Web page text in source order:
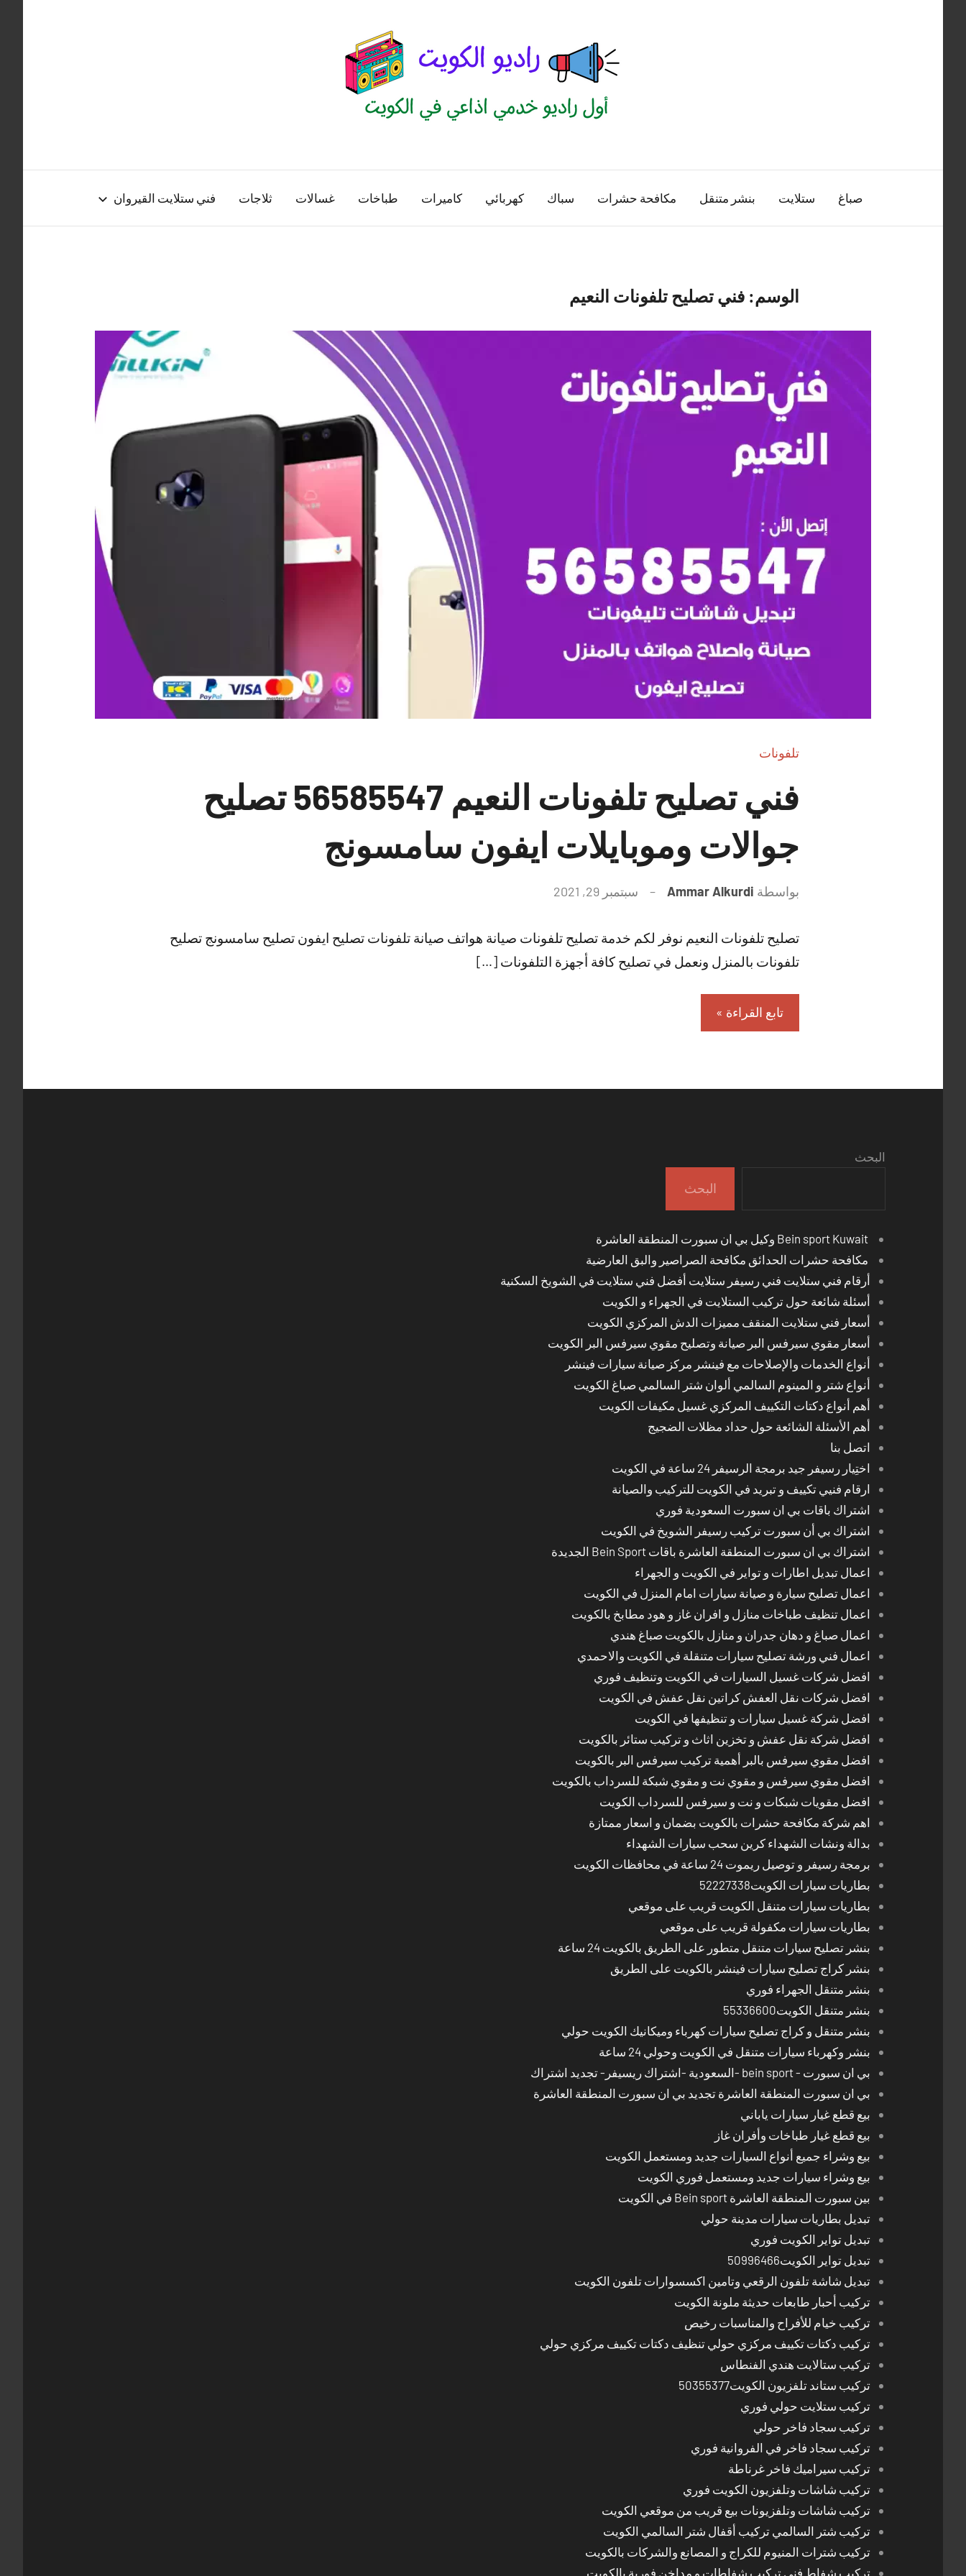
الكويت
منصة
اذاعية
صباغ ستلايت بنشر متنقل مكافحة حشرات سباك كهربائي كاميرات طباخات غسالات ثلاجات فني ستلايت القيروان
الوسم: فني تصليح تلفونات النعيم
تلفونات
فني تصليح تلفونات النعيم 56585547 تصليح
جوالات وموبايلات ايفون سامسونج
بواسطة Ammar Alkurdi سبتمبر 29, 2021
تعليقات
تصليح تلفونات النعيم نوفر لكم خدمة تصليح تلفونات صيانة هواتف صيانة تلفونات تصليح ايفون تصليح سامسونج تصليح
تلفونات بالمنزل ونعمل في تصليح كافة أجهزة التلفونات […]
تابع القراءة
البحث
البحث
Bein sport Kuwait وكيل بي ان سبورت المنطقة العاشرة
مكافحة حشرات الحدائق مكافحة الصراصير والبق العارضية
أرقام فني ستلايت فني رسيفر ستلايت أفضل فني ستلايت في الشويخ السكنية
أسئلة شائعة حول تركيب الستلايت في الجهراء و الكويت
أسعار فني ستلايت المنقف مميزات الدش المركزي الكويت
أسعار مقوي سيرفس البر صيانة وتصليح مقوي سيرفس البر الكويت
أنواع الخدمات والإصلاحات مع فينشر مركز صيانة سيارات فينشر
أنواع شتر و المينوم السالمي ألوان شتر السالمي صباغ الكويت
أهم أنواع دكتات التكييف المركزي غسيل مكيفات الكويت
أهم الأسئلة الشائعة حول حداد مظلات الضجيج
اتصل بنا
اختِيار رسيفر جيد برمجة الرسيفر 24 ساعة في الكويت
ارقام فنيي تكييف و تبريد في الكويت للتركيب والصيانة
اشتراك باقات بي ان سبورت السعودية فوري
اشتراك بي أن سبورت تركيب رسيفر الشويخ في الكويت
اشتراك بي ان سبورت المنطقة العاشرة باقات Bein Sport الجديدة
اعمال تبديل اطارات و تواير في الكويت و الجهراء
اعمال تصليح سيارة و صيانة سيارات امام المنزل في الكويت
اعمال تنظيف طباخات منازل و افران غاز و هود مطابخ بالكويت
اعمال صباغ و دهان جدران و منازل بالكويت صباغ هندي
اعمال فني ورشة تصليح سيارات متنقلة في الكويت والاحمدي
افضل شركات غسيل السيارات في الكويت وتنظيف فوري
افضل شركات نقل العفش كراتين نقل عفش في الكويت
افضل شركة غسيل سيارات و تنظيفها في الكويت
افضل شركة نقل عفش و تخزين اثاث و تركيب ستائر بالكويت
افضل مقوي سيرفس بالبر أهمية تركيب سيرفس البر بالكويت
افضل مقوي سيرفس و مقوي نت و مقوي شبكة للسرداب بالكويت
افضل مقويات شبكات و نت و سيرفس للسرداب الكويت
اهم شركة مكافحة حشرات بالكويت بضمان و اسعار ممتازة
بدالة ونشات الشهداء كرين سحب سيارات الشهداء
برمجة رسيفر و توصيل ريموت 24 ساعة في محافظات الكويت
بطاريات سيارات الكويت52227338
بطاريات سيارات متنقل الكويت قريب على موقعي
بطاريات سيارات مكفولة قريب على موقعي
بنشر تصليح سيارات متنقل متطور على الطريق بالكويت 24 ساعة
بنشر كراج تصليح سيارات فينشر بالكويت على الطريق
بنشر متنقل الجهراء فوري
بنشر متنقل الكويت55336600
بنشر متنقل و كراج تصليح سيارات كهرباء وميكانيك الكويت حولي
بنشر وكهرباء سيارات متنقل في الكويت وحولي 24 ساعة
بي ان سبورت - bein sport -السعودية -اشتراك ريسيفر- تجديد اشتراك
بي ان سبورت المنطقة العاشرة تجديد بي ان سبورت المنطقة العاشرة
بيع قطع غيار سيارات ياباني
بيع قطع غيار طباخات وأفران غاز
بيع وشراء جميع أنواع السيارات جديد ومستعمل الكويت
بيع وشراء سيارات جديد ومستعمل فوري الكويت
بين سبورت المنطقة العاشرة Bein sport في الكويت
تبديل بطاريات سيارات مدينة حولي
تبديل تواير الكويت فوري
تبديل تواير الكويت50996466
تبديل شاشة تلفون الرقعي وتامين اكسسوارات تلفون الكويت
تركيب أحبار طابعات حديثة ملونة الكويت
تركيب خيام للأفراح والمناسبات رخيص
تركيب دكتات تكييف مركزي حولي تنظيف دكتات تكييف مركزي حولي
تركيب ستالايت هندي الفنطاس
تركيب ستاند تلفزيون الكويت50355377
تركيب ستلايت حولي فوري
تركيب سجاد فاخر حولي
تركيب سجاد فاخر في الفروانية فوري
تركيب سيراميك فاخر غرناطة
تركيب شاشات وتلفزيون الكويت فوري
تركيب شاشات وتلفزيونات بيع قريب من موقعي الكويت
تركيب شتر السالمي تركيب أقفال شتر السالمي الكويت
تركيب شترات المنيوم للكراج و المصانع والشركات بالكويت
تركيب شفاط فني تركيب شفاطات و مداخن فورية بالكويت